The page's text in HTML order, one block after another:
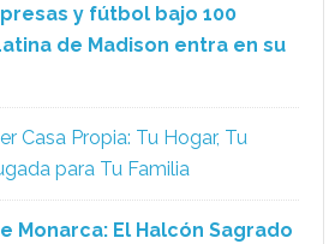
y fútbol bajo 100
de Madison entra en su
Casa Propia: Tu Hogar, Tu
para Tu Familia
Monarca: El Halcón Sagrado